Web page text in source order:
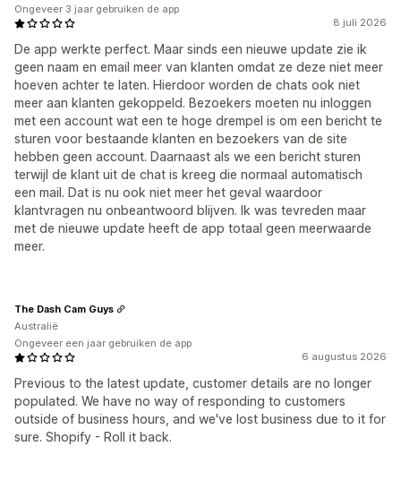
8 juli 2026
De app werkte perfect. Maar sinds een nieuwe update zie ik
geen naam en email meer van klanten omdat ze deze niet meer
hoeven achter te laten. Hierdoor worden de chats ook niet
meer aan klanten gekoppeld. Bezoekers moeten nu inloggen
met een account wat een te hoge drempel is om een bericht te
sturen voor bestaande klanten en bezoekers van de site
hebben geen account. Daarnaast als we een bericht sturen
terwijl de klant uit de chat is kreeg die normaal automatisch
een mail. Dat is nu ook niet meer het geval waardoor
klantvragen nu onbeantwoord blijven. Ik was tevreden maar
met de nieuwe update heeft de app totaal geen meerwaarde
meer.
Ongeveer 3 jaar gebruiken de app
6 augustus 2026
Previous to the latest update, customer details are no longer
populated. We have no way of responding to customers
outside of business hours, and we've lost business due to it for
sure. Shopify - Roll it back.
The Dash Cam Guys
Australië
Ongeveer een jaar gebruiken de app